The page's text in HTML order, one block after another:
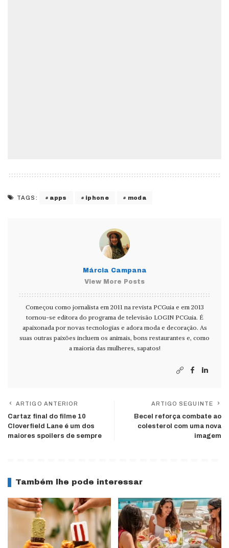
TAGS: apps iphone moda
Márcia Campana
View More Posts
Começou como jornalista em 2011 na revista PCGuia e em 2013
tornou-se editora do programa de televisão LOGIN PCGuia. É
apaixonada por novas tecnologias e adora moda e decoração. As
suas outras paixões incluem os animais, bons restaurantes e, como
a maioria das mulheres, sapatos!
ARTIGO ANTERIOR
Cartaz final do filme 10
Cloverfield Lane é um dos
maiores spoilers de sempre
ARTIGO SEGUINTE
Becel reforça combate ao
colesterol com uma nova
imagem
Também lhe pode interessar